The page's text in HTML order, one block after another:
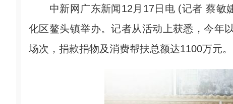
中新网广东新闻12月17日电 (记者 蔡敏婕
化区鳌头镇举办。记者从活动上获悉，今年
场次，捐款捐物及消费帮扶总额达1100万元。